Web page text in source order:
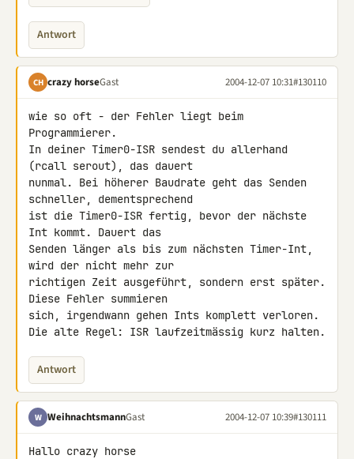
Antwort
CH crazy horseGast 2004-12-07 10:31#130110
wie so oft - der Fehler liegt beim
Programmierer.
In deiner Timer0-ISR sendest du allerhand
(rcall serout), das dauert
nunmal. Bei höherer Baudrate geht das Senden
schneller, dementsprechend
ist die Timer0-ISR fertig, bevor der nächste
Int kommt. Dauert das
Senden länger als bis zum nächsten Timer-Int,
wird der nicht mehr zur
richtigen Zeit ausgeführt, sondern erst später.
Diese Fehler summieren
sich, irgendwann gehen Ints komplett verloren.
Die alte Regel: ISR laufzeitmässig kurz halten.
Antwort
W WeihnachtsmannGast 2004-12-07 10:39#130111
Hallo crazy horse